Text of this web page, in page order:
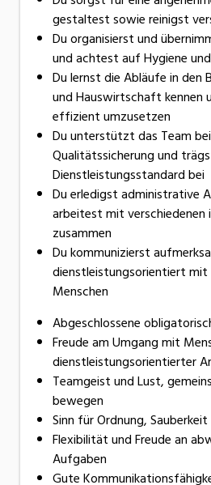
gestaltest sowie reinigst
Du organisierst und
und achtest auf Hygiene
Du lernst die Abläufe in den
und Hauswirtschaft kennen
effizient umzusetzen
Du unterstützt das Team
Qualitätssicherung und
Dienstleistungsstandard bei
Du erledigst administrative
arbeitest mit verschiedenen
zusammen
Du kommunizierst
dienstleistungsorientiert
Menschen
Abgeschlossene
Freude am Umgang mit
dienstleistungsorientierter
Teamgeist und Lust,
bewegen
Sinn für Ordnung,
Flexibilität und Freude an
Aufgaben
Gute